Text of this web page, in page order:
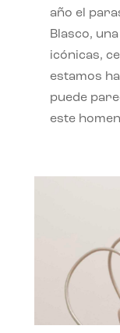
año el
Blasco,
icónicas,
estamos
puede
este